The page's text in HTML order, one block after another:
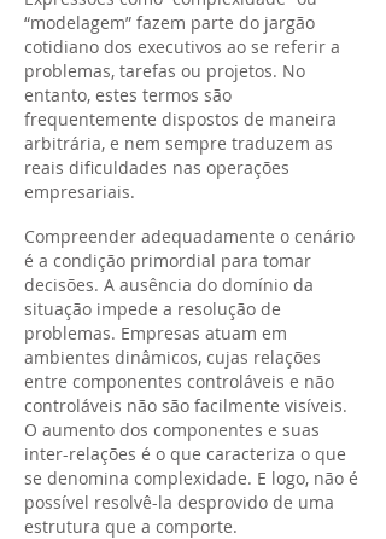
“modelagem” fazem parte do jargão
cotidiano dos executivos ao se referir a
problemas, tarefas ou projetos. No
entanto, estes termos são
frequentemente dispostos de maneira
arbitrária, e nem sempre traduzem as
reais dificuldades nas operações
empresariais.
Compreender adequadamente o cenário
é a condição primordial para tomar
decisões. A ausência do domínio da
situação impede a resolução de
problemas. Empresas atuam em
ambientes dinâmicos, cujas relações
entre componentes controláveis e não
controláveis não são facilmente visíveis.
O aumento dos componentes e suas
inter-relações é o que caracteriza o que
se denomina complexidade. E logo, não é
possível resolvê-la desprovido de uma
estrutura que a comporte.